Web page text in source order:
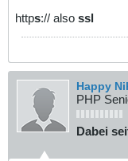
https:// also ssl
Happy
PHP
Dabei